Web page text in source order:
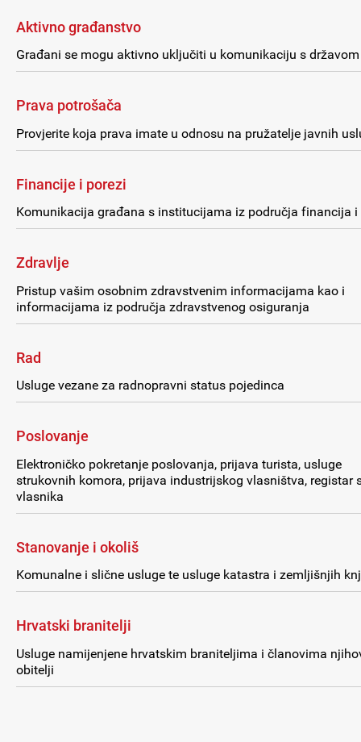
Aktivno građanstvo
Građani se mogu aktivno uključiti u komunikaciju s državom
Prava potrošača
Provjerite koja prava imate u odnosu na pružatelje javnih
Financije i porezi
Komunikacija građana s institucijama iz područja financija i
Zdravlje
Pristup vašim osobnim zdravstvenim informacijama kao i
informacijama iz područja zdravstvenog osiguranja
Rad
Usluge vezane za radnopravni status pojedinca
Poslovanje
Elektroničko pokretanje poslovanja, prijava turista, usluge
strukovnih komora, prijava industrijskog vlasništva, registar
vlasnika
Stanovanje i okoliš
Komunalne i slične usluge te usluge katastra i zemljišnjih
Hrvatski branitelji
Usluge namijenjene hrvatskim braniteljima i članovima
obitelji